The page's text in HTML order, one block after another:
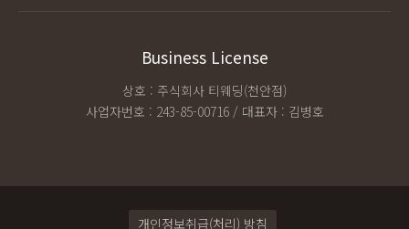
Business License
상호 : 주식회사 티웨딩(천안점)
사업자번호 : 243-85-00716 / 대표자 : 김병호
개인정보취급(처리) 방침